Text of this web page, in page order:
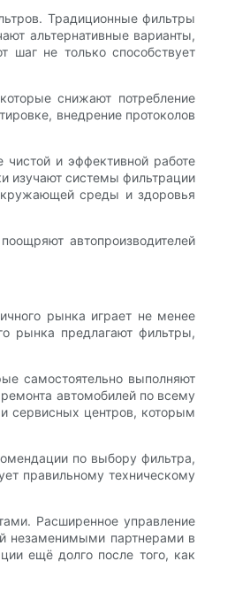
Традиционные фильтры
альтернативные варианты,
шаг не только способствует
снижают потребление
внедрение протоколов
чистой и эффективной работе
изучают системы фильтрации
среды и здоровья
автопроизводителей
рынка играет не менее
рынка предлагают фильтры,
самостоятельно выполняют
автомобилей по всему
сервисных центров, которым
по выбору фильтра,
правильному техническому
Расширенное управление
незаменимыми партнерами в
ещё долго после того, как